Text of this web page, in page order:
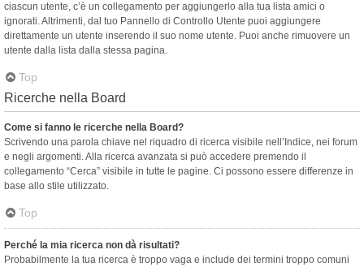
ciascun utente, c’è un collegamento per aggiungerlo alla tua lista amici o
ignorati. Altrimenti, dal tuo Pannello di Controllo Utente puoi aggiungere
direttamente un utente inserendo il suo nome utente. Puoi anche rimuovere un
utente dalla lista dalla stessa pagina.
Top
Ricerche nella Board
Come si fanno le ricerche nella Board?
Scrivendo una parola chiave nel riquadro di ricerca visibile nell’Indice, nei forum
e negli argomenti. Alla ricerca avanzata si può accedere premendo il
collegamento “Cerca” visibile in tutte le pagine. Ci possono essere differenze in
base allo stile utilizzato.
Top
Perché la mia ricerca non dà risultati?
Probabilmente la tua ricerca è troppo vaga e include dei termini troppo comuni